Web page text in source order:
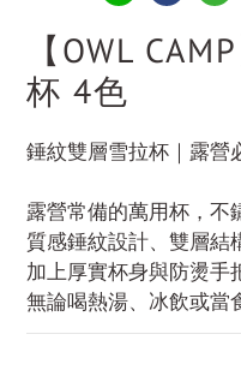
【OWL
杯 4色
錘紋雙層雪拉杯｜露營
露營常備的萬用杯，不
質感錘紋設計、雙層結
加上厚實杯身與防燙手
無論喝熱湯、冰飲或當